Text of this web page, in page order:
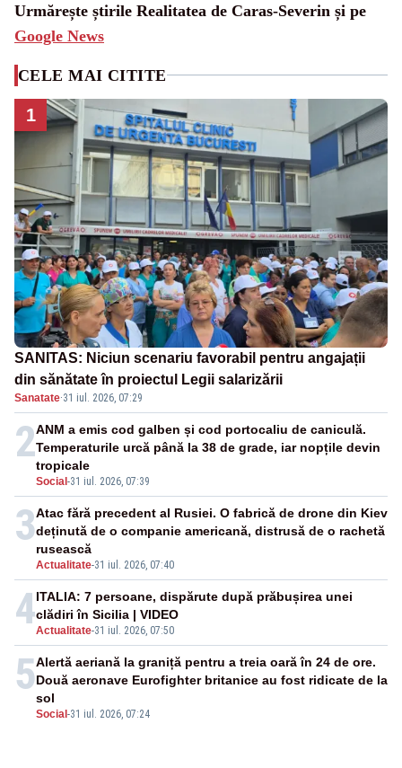
Urmărește știrile Realitatea de Caras-Severin și pe
Google News
CELE MAI CITITE
1
SANITAS: Niciun scenariu favorabil pentru angajații
din sănătate în proiectul Legii salarizării
Sanatate·31 iul. 2026, 07:29
2
Social -31 iul. 2026, 07:39
ANM a emis cod galben și cod portocaliu de caniculă.
Temperaturile urcă până la 38 de grade, iar nopțile devin
tropicale
3
Actualitate-31 iul. 2026, 07:40
Atac fără precedent al Rusiei. O fabrică de drone din Kiev
deținută de o companie americană, distrusă de o rachetă
rusească
4Actualitate-31 iul. 2026, 07:50
ITALIA: 7 persoane, dispărute după prăbușirea unei
clădiri în Sicilia | VIDEO
5
Social -31 iul. 2026, 07:24
Alertă aeriană la graniță pentru a treia oară în 24 de ore.
Două aeronave Eurofighter britanice au fost ridicate de la
sol